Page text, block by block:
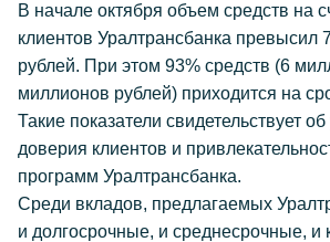
В начале октября объем средств на
клиентов Уралтрансбанка превысил
рублей. При этом 93% средств (6
миллионов рублей) приходится на
Такие показатели свидетельствует
доверия клиентов и
программ Уралтрансбанка.
Среди вкладов, предлагаемых
и долгосрочные, и среднесрочные, и